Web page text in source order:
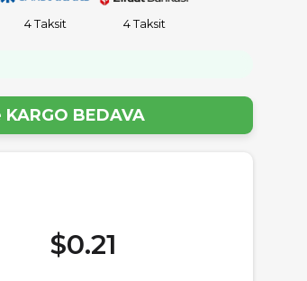
4 Taksit 4 Taksit
KARGO BEDAVA
$0.21